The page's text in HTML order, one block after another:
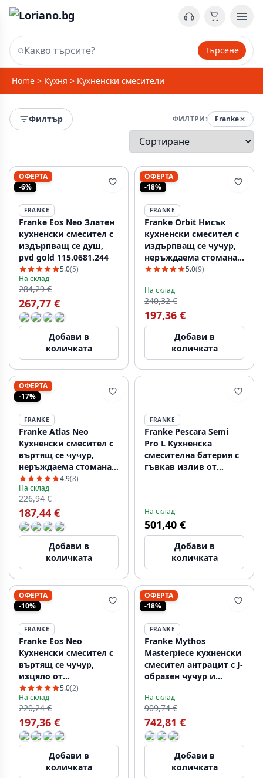
Търсене
Home > Кухня > Кухненски смесители
Филтър ФИЛТРИ: Franke
ОФЕРТА
-6%
FRANKE
Franke Eos Neo Златен
кухненски смесител с
издърпващ се душ,
pvd gold 115.0681.244
5.0(5)
На склад
284,29 €
267,77 €
Добави в
количката
ОФЕРТА
-18%
FRANKE
Franke Orbit Нисък
кухненски смесител с
издърпващ се чучур,
неръждаема стомана
115.0569.461
5.0(9)
На склад
240,32 €
197,36 €
Добави в
количката
ОФЕРТА
-17%
FRANKE
Franke Atlas Neo
Кухненски смесител с
въртящ се чучур,
неръждаема стомана
115.0521.435
4.9(8)
На склад
226,94 €
187,44 €
Добави в
количката
FRANKE
Franke Pescara Semi
Pro L Кухненска
смесителна батерия с
гъвкав излив от
На склад
501,40 €
Добави в
количката
ОФЕРТА
-10%
FRANKE
Franke Eos Neo
Кухненски смесител с
въртящ се чучур,
изцяло от
неръждаема стомана
115.0590.044
5.0(2)
На склад
220,24 €
197,36 €
Добави в
количката
ОФЕРТА
-18%
FRANKE
Franke Mythos
Masterpiece кухненски
смесител антрацит с J-
образен чучур и
разпръсквач -
115.0711.555
На склад
909,74 €
742,81 €
Добави в
количката